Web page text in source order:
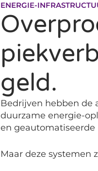
ENERGIE-
geld.
Bedrijven hebben de
duurzame energie-
en geautomatiseerde
Maar deze systemen